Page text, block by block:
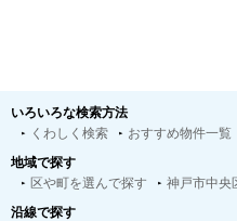
いろいろな検索方法
くわしく検索
おすすめ物件一覧
地域で探す
区や町を選んで探す
神戸市中央
沿線で探す